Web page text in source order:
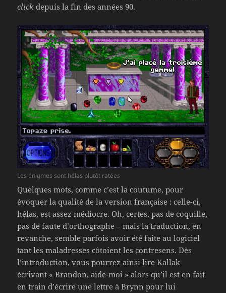
click depuis la fin des années 90.
Les énigmes sont hélas plutôt ratées
Quelques mots, comme c’est la coutume, pour
évoquer la qualité de la version française : celle-ci,
hélas, est assez médiocre. Oh, certes, pas de coquille,
pas de faute d’orthographe – mais la traduction, en
revanche, semble parfois avoir été faite au logiciel
tant les maladresses côtoient les contresens. Dès
l’introduction, vous pourrez ainsi lire Kallak
écrivant « Brandon, aide-moi » alors qu’il est en fait
en train d’écrire une lettre à Brynn pour lui